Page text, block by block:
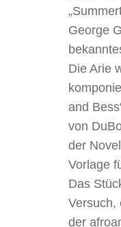
George
Die Arie
and
von
der
Vorlage
Das
Versuch,
der